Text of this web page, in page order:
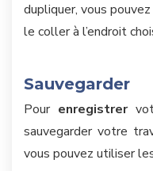
dupliquer, vous
le coller à l’endroit
Sauvegarder
Pour enregistrer
sauvegarder votre
vous pouvez utiliser